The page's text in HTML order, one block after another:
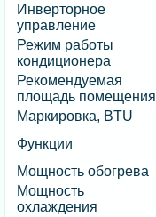
Инверторное
управление
Режим работы
кондиционера
Рекомендуемая
площадь помещения
Маркировка, BTU
Функции
Мощность обогрева
Мощность
охлаждения